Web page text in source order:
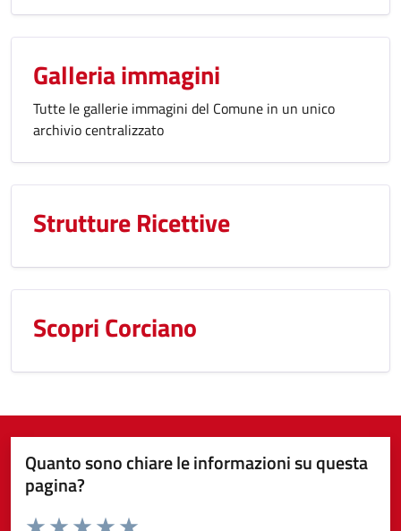
Galleria immagini
Tutte le gallerie immagini del Comune in un unico
archivio centralizzato
Strutture Ricettive
Scopri Corciano
Quanto sono chiare le informazioni su questa
pagina?
Valuta da 1 a 5 stelle la pagina